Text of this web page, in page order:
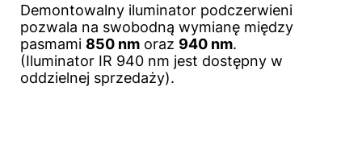
Demontowalny iluminator podczerwieni
pozwala na swobodną wymianę między
pasmami 850 nm oraz 940 nm.
(Iluminator IR 940 nm jest dostępny w
oddzielnej sprzedaży).